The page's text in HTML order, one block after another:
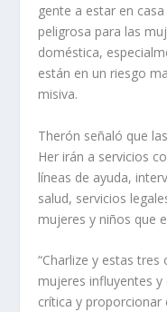
gente a estar en
peligrosa para las
doméstica,
están en un riesgo
misiva.
Therón señaló que
Her irán a servicios
líneas de ayuda,
salud, servicios
mujeres y niños que
“Charlize y estas
mujeres influyentes
crítica y proporcionar